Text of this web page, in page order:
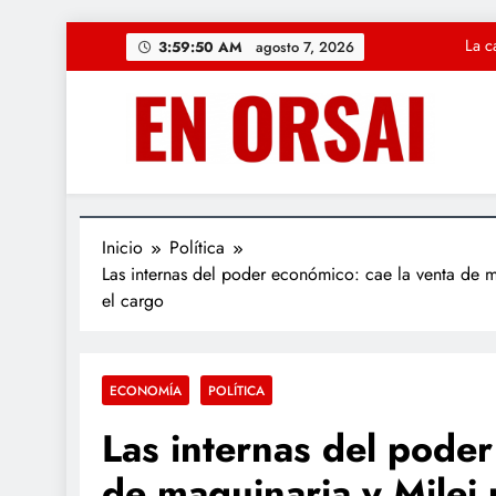
3:59:51 AM agosto 7, 2026
La
«Solución
Regresa la
«Solución
Inicio
Política
Las internas del poder económico: cae la venta de
el cargo
ECONOMÍA POLÍTICA
Las internas del